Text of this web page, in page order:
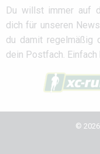
Du willst immer auf
dich für unseren
du damit regelmäßig
dein Postfach. Einfach
©